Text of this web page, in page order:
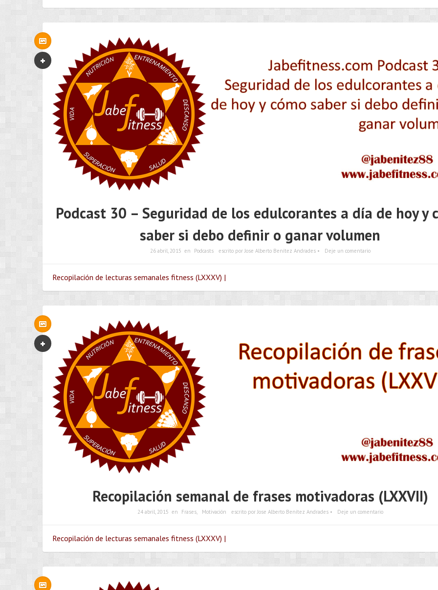
Podcast 30 – Seguridad de los edulcorantes a día de hoy y
saber si debo definir o ganar volumen
26 abril, 2015 en Podcasts escrito por Jose Alberto Benítez Andrades • Deje un comentario
Recopilación de lecturas semanales fitness (LXXXV) |
Recopilación semanal de frases motivadoras (LXXVII)
24 abril, 2015 en Frases, Motivación escrito por Jose Alberto Benítez Andrades • Deje un comentario
Recopilación de lecturas semanales fitness (LXXXV) |